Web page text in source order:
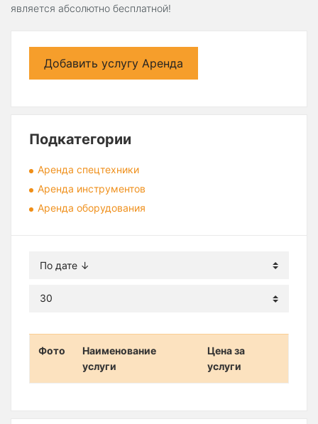
является абсолютно бесплатной!
Добавить услугу Аренда
Подкатегории
Аренда спецтехники
Аренда инструментов
Аренда оборудования
Фото
Наименование
услуги
Цена за
услуги